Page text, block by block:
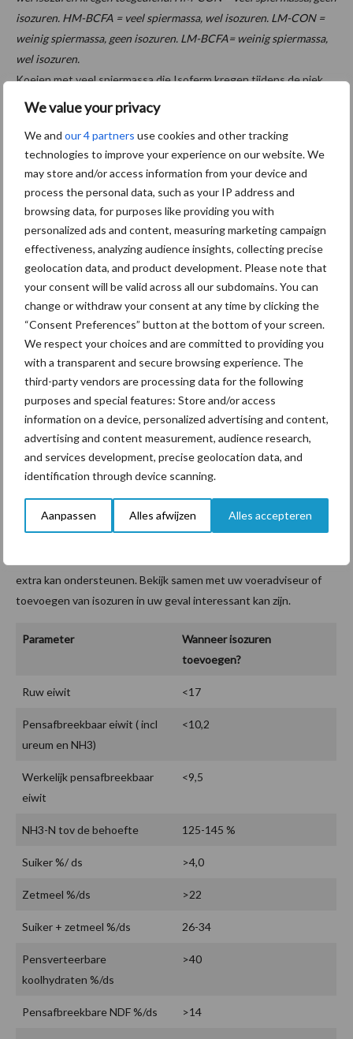
We value your privacy
We and our 4 partners use cookies and other tracking
technologies to improve your experience on our website. We
may store and/or access information from your device and
process the personal data, such as your IP address and
browsing data, for purposes like providing you with
personalized ads and content, measuring marketing campaign
effectiveness, analyzing audience insights, collecting precise
geolocation data, and product development. Please note that
your consent will be valid across all our subdomains. You can
change or withdraw your consent at any time by clicking the
“Consent Preferences” button at the bottom of your screen.
We respect your choices and are committed to providing you
with a transparent and secure browsing experience. The
third-party vendors are processing data for the following
purposes and special features: Store and/or access
information on a device, personalized advertising and content,
advertising and content measurement, audience research,
and services development, precise geolocation data, and
identification through device scanning.
Aanpassen Alles afwijzen Alles accepteren
isozuren. HM-BCFA = veel spiermassa, wel isozuren. LM-CON =
weinig spiermassa, geen isozuren. LM-BCFA= weinig spiermassa,
wel isozuren.
Koeien met veel spiermassa die Isoferm kregen tijdens de piek
gaven dagelijks 2,7 kilogram melk meer dan koeien met een
met minder spiermassa was het verschil 1,4 kilogram in het
voordeel van de met Isoferm gevoerde koeien. Dit komt erop
neer dat de piekproductie met Isoferm vijf tot tien procent hoger
Spanje stelde Zinpro een productiestijging van tien tot twaalf
procent vast dankzij Isoferm. Hier werd 27 dagen voor afkalven
gestart met dagelijks veertig gram Isoferm. Na afkalven kregen
de koeien dagelijks veertig gram IsoFerm. In een onderzoek in
Engeland kregen droogstaande koeien far-off en close-up en
vervolgens ook in de lactatie dagelijks veertig gram IsoFerm. Dit
leverde een 11 procent hogere melkproductie op.
Wat maakt een rantsoen kandidaat
voor isozuren?
Het effect van het toevoegen van isozuren aan het rantsoen is
afhankelijk van verschillende factoren in het rantsoen. Denk
onder andere aan het ruw eiwitgehalte, het aandeel pens-
afbreekbaar eiwit en de concentratie van fermenteerbare
extra kan ondersteunen. Bekijk samen met uw voeradviseur of
toevoegen van isozuren in uw geval interessant kan zijn.
Parameter
Wanneer isozuren
toevoegen?
Ruw eiwit <17
Pensafbreekbaar eiwit ( incl
ureum en NH3)
<10,2
Werkelijk pensafbreekbaar
eiwit
<9,5
NH3-N tov de behoefte 125-145 %
Suiker %/ ds >4,0
Zetmeel %/ds >22
Suiker + zetmeel %/ds 26-34
Pensverteerbare
koolhydraten %/ds
>40
Pensafbreekbare NDF %/ds >14